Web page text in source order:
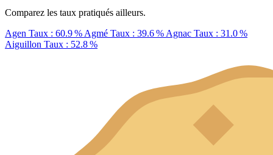
Comparez les taux pratiqués ailleurs.
Agen Taux : 60.9 % Agmé Taux : 39.6 % Agnac Taux : 31.0 %
Aiguillon Taux : 52.8 %